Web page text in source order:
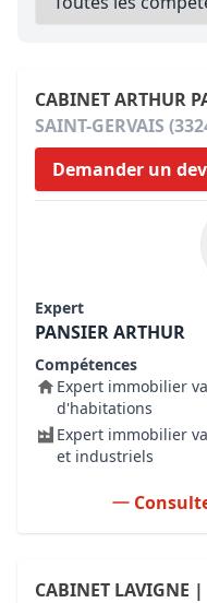
CABINET ARTHUR
SAINT-GERVAIS
Demander un
Expert
PANSIER ARTHUR
Compétences
Expert immobilier
d'habitations
Expert immobilier
et industriels
CABINET LAVIGNE |